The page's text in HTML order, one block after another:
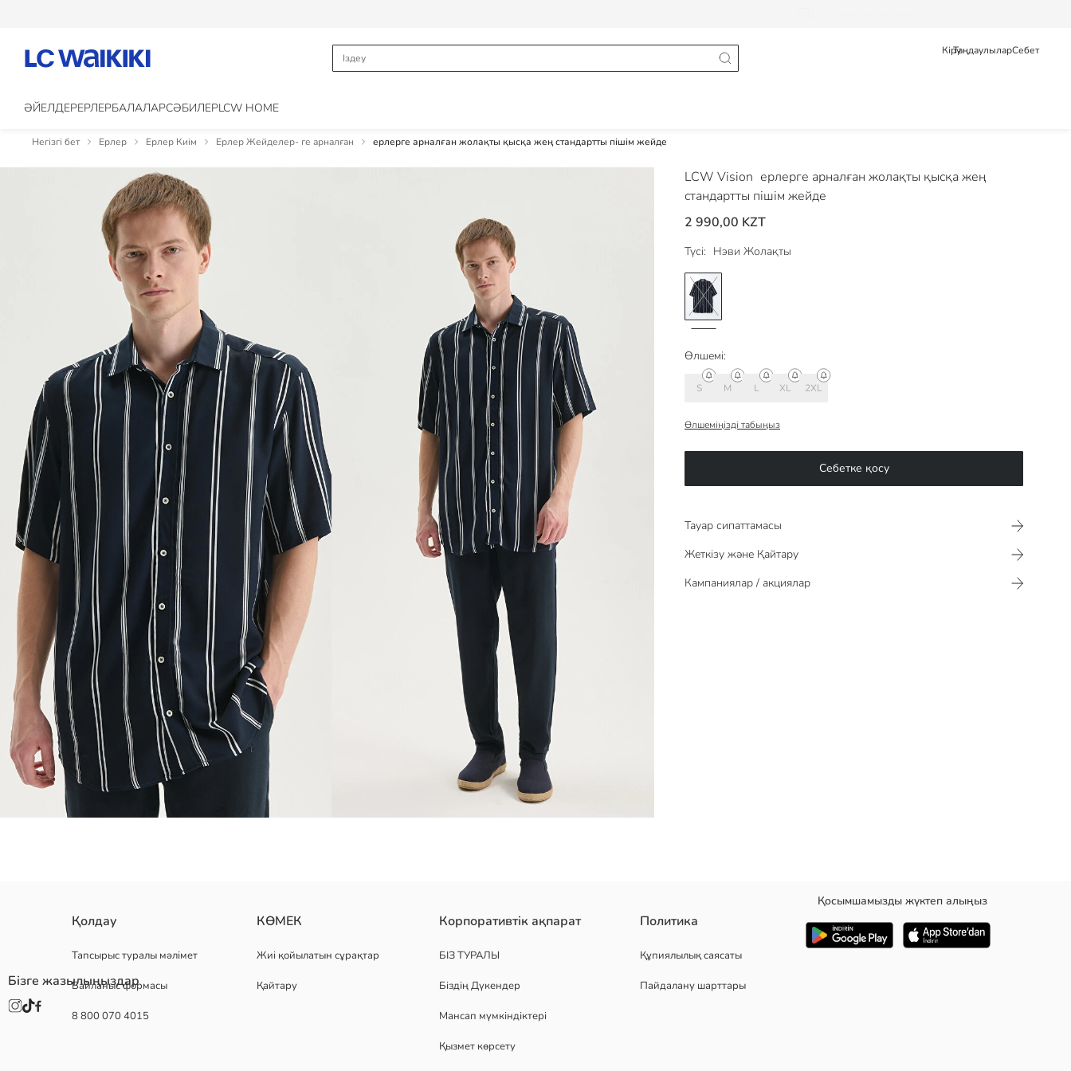
КіруТаңдаулыларСебет
ӘЙЕЛДЕРЕРЛЕРБАЛАЛАРCӘБИЛЕРLCW HOME
Негізгі бет Ерлер Ерлер Киім Ерлер Жейделер- ге арналған ерлерге арналған жолақты қысқа жең стандартты пішім жейде
LCW Vision ерлерге арналған жолақты қысқа жең
стандартты пішім жейде
2 990,00 KZT
Түсі: Нэви Жолақты
Өлшемі:
S M L XL 2XL
Өлшеміңізді табыңыз
Себетке қосу
Тауар сипаттамасы​​​​​
Жеткізу және Қайтару
Кампаниялар / акциялар
Негізгі Мата:
Шығу елі:
Сатушы:
Қолдау
Тапсырыс туралы мәлімет
Байланыс формасы
8 800 070 4015
КӨМЕК
Жиі қойылатын сұрақтар
Қайтару
Корпоративтік ақпарат
БІЗ ТУРАЛЫ
Біздің Дүкендер
Мансап мүмкіндіктері
Қызмет көрсету
Политика
Құпиялылық саясаты
Пайдалану шарттары
Қосымшамызды жүктеп алыңыз
Бізге жазылыңыздар